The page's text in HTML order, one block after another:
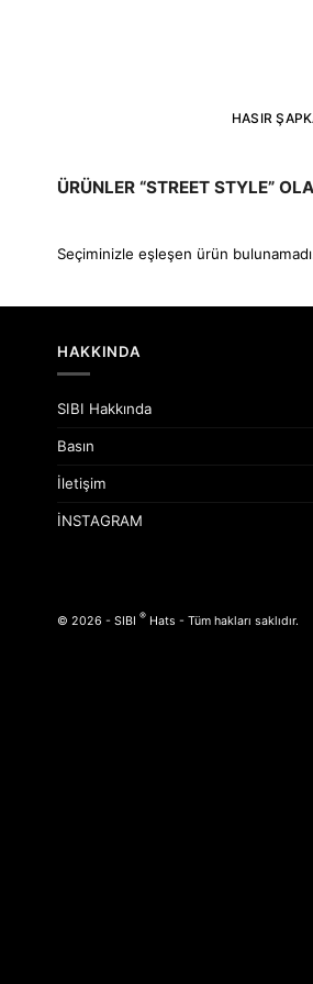
HASIR
ÜRÜNLER “STREET STYLE”
Seçiminizle eşleşen ürün
HAKKINDA
SIBI Hakkında
Basın
İletişim
İNSTAGRAM
© 2026 - SIBI ® Hats - Tüm hakları saklıdır.